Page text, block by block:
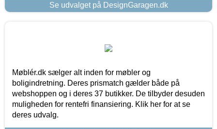
Se udvalget på DesignGaragen.dk
Møblér.dk sælger alt inden for møbler og
boligindretning. Deres prismatch gælder både på
webshoppen og i deres 37 butikker. De tilbyder desuden
muligheden for rentefri finansiering. Klik her for at se
deres udvalg.